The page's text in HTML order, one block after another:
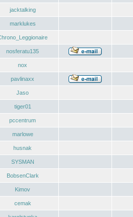
jacktalking
marklukes
nosferatu135
nox
pavlinaxx
Jaso
tiger01
pccentrum
marlowe
husnak
SYSMAN
BobsenClark
Kimov
cemak